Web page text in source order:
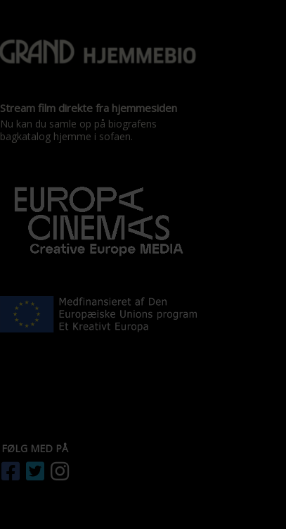
Stream film direkte fra hjemmesiden
Nu kan du samle op på biografens
bagkatalog hjemme i sofaen.
FØLG MED PÅ